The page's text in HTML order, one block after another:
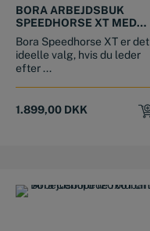
BORA ARBEJDSBUK
SPEEDHORSE XT MED
JUSTERBARE BEN (2
STK)
Bora Speedhorse XT er det
ideelle valg, hvis du leder
efter ...
1.899,00 DKK